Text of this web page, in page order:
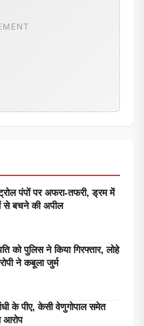
पंपों पर अफरा-तफरी, ड्रम में
से बचने की अपील
को पुलिस ने किया गिरफ्तार, लोहे
ने कबूला जुर्म
के पीए, केसी वेणुगोपाल समेत
आरोप